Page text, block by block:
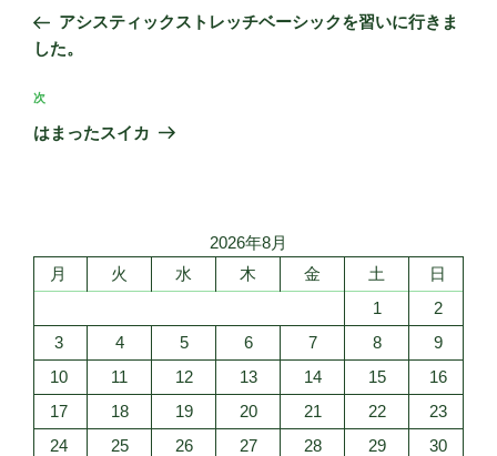
ナ
ゲ
ー
の
投
アシスティックストレッチベーシックを習いに行きま
した。
次
の
次
はまったスイカ
2026年8月
月
火 水 木 金 土
日
1
2
3
4 5 6 7 8
9
10
11 12 13 14 15
16
17
18 19 20 21 22
23
24
25 26 27 28 29
30